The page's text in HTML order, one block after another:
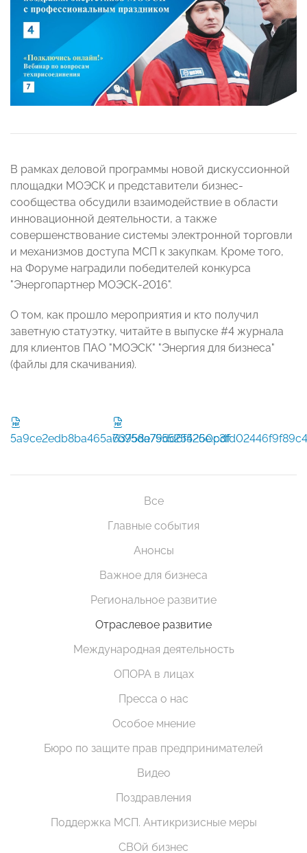
В рамках деловой программы новой дискуссионной
площадки МОЭСК и представители бизнес-
сообщества обсудили взаимодействие в области
инновационной деятельности, а также
совершенствование системы электронной торговли
и механизмов доступа МСП к закупкам. Кроме того,
на Форуме наградили победителей конкурса
"Энергопартнер МОЭСК-2016".
О том, как прошло мероприятия и кто получил
заветную статуэтку, читайте в выпуске #4 журнала
для клиентов ПАО "МОЭСК" "Энергия для бизнеса"
(файлы для скачивания).
5a9ce2edb8ba465a7b958a79dd6f525e.pdf
Все
Главные события
Анонсы
Важное для бизнеса
Региональное развитие
Отраслевое развитие
Международная деятельность
ОПОРА в лицах
Пресса о нас
Особое мнение
Бюро по защите прав предпринимателей
Видео
Поздравления
Поддержка МСП. Антикризисные меры
СВОй бизнес